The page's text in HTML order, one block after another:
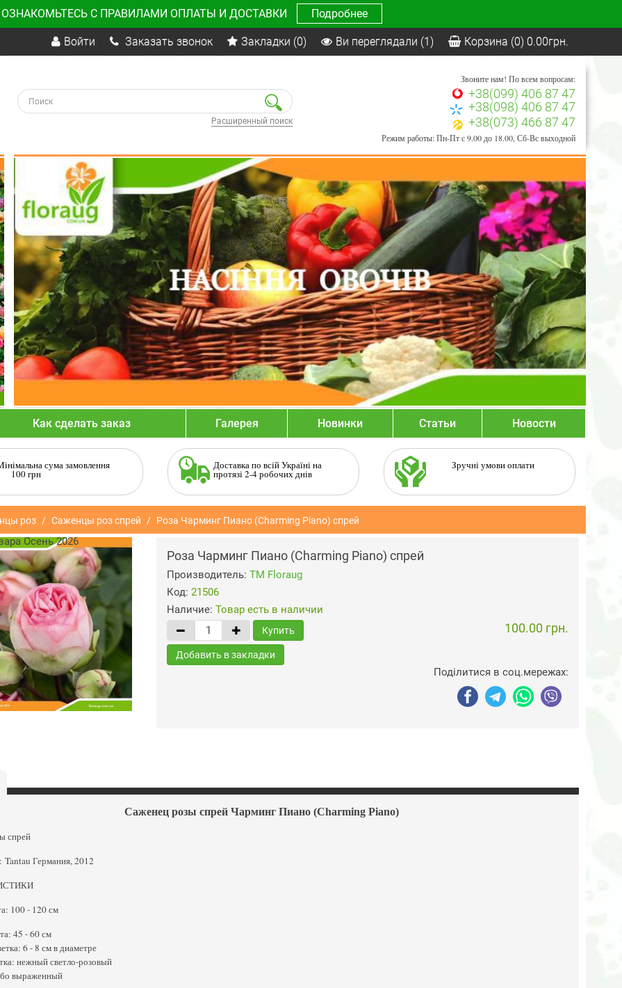
С ПРАВИЛАМИ ОПЛАТЫ И ДОСТАВКИ Подробнее
Войти Заказать звонок Закладки (0) Ви переглядали (1) Корзина (0) 0.00грн.
Расширенный поиск
Звоните нам! По всем вопросам:
+38(099) 406 87 47
+38(098) 406 87 47
+38(073) 466 87 47
Режим работы: Пн-Пт с 9.00 до 18.00, Сб-Вс выходной
Как сделать заказ Галерея Новинки Статьи Новости
сума замовлення
100 грн
Доставка по всій Україні на
протязі 2-4 робочих днів
Зручні умови оплати
роз Саженцы роз спрей Роза Чарминг Пиано (Charming Piano) спрей
Роза Чарминг Пиано (Charming Piano) спрей
Производитель: ТМ Floraug
Код: 21506
Наличие: Товар есть в наличии
Купить 100.00 грн.
Добавить в закладки
Поділитися в соц.мережах:
Саженец розы спрей Чарминг Пиано (Charming Piano)
спрей
Tantau Германия, 2012
100 - 120 см
45 - 60 см
6 - 8 см в диаметре
нежный светло-розовый
выраженный